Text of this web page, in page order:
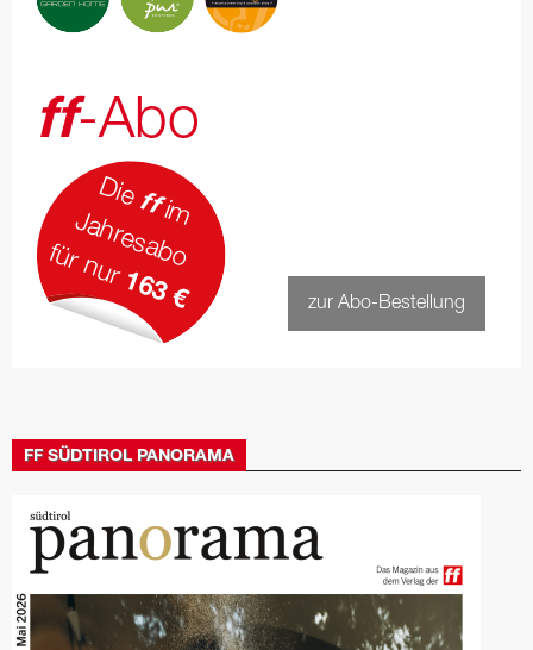
ff-Abo
Dieffim
Jahresabo
für nur
163 € zur Abo-Bestellung
FF SÜDTIROL PANORAMA